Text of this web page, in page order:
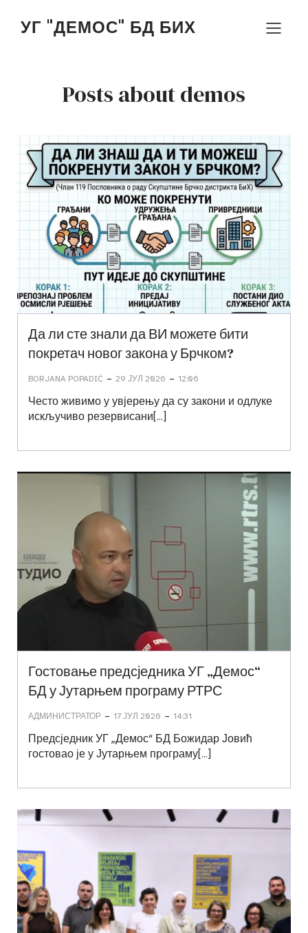
УГ "ДЕМОС" БД БИХ
Posts about demos
Да ли сте знали да ВИ можете бити
покретач новог закона у Брчком?
BORJANA POPADIĆ - 29 ЈУЛ 2026 - 12:06
Често живимо у увјерењу да су закони и одлуке
искључиво резервисани[…]
Гостовање предсједника УГ „Демос“
БД у Јутарњем програму РТРС
АДМИНИСТРАТОР - 17 ЈУЛ 2026 - 14:31
Предсједник УГ „Демос“ БД Божидар Јовић
гостовао је у Јутарњем програму[…]